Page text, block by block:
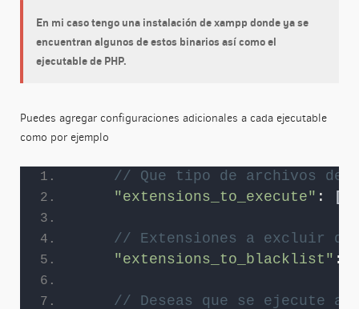
En mi caso tengo una instalación de xampp donde ya se
encuentran algunos de estos binarios así como el
ejecutable de PHP.
Puedes agregar configuraciones adicionales a cada ejecutable
como por ejemplo
// Que tipo de archivos
"extensions_to_execute" : [
// Extensiones a excluir
"extensions_to_blacklist" :
// Deseas que se ejecute